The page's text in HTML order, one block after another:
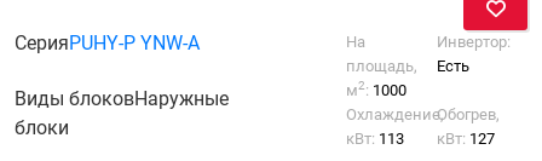
СерияPUHY-P YNW-A
Виды блоковНаружные
блоки
На
площадь,
м2: 1000
Инвертор:
Есть
Охлаждение,
кВт: 113
Обогрев,
кВт: 127